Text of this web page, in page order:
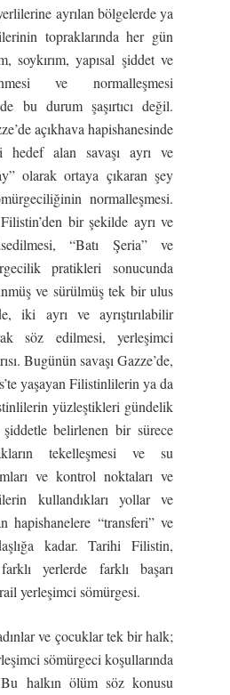
ayrılan bölgelerde ya
topraklarında her gün
soykırım, yapısal şiddet ve
ve normalleşmesi
bu durum şaşırtıcı değil.
açıkhava hapishanesinde
hedef alan savaşı ayrı ve
olarak ortaya çıkaran şey
normalleşmesi.
bir şekilde ayrı ve
“Batı Şeria” ve
pratikleri sonucunda
ve sürülmüş tek bir ulus
iki ayrı ve ayrıştırılabilir
söz edilmesi, yerleşimci
Bugünün savaşı Gazze’de,
yaşayan Filistinlilerin ya da
yüzleştikleri gündelik
belirlenen bir sürece
tekelleşmesi ve su
ve kontrol noktaları ve
kullandıkları yollar ve
hapishanelere “transferi” ve
kadar. Tarihi Filistin,
yerlerde farklı başarı
yerleşimci sömürgesi.
ve çocuklar tek bir halk;
sömürgeci koşullarında
halkın ölüm söz konusu